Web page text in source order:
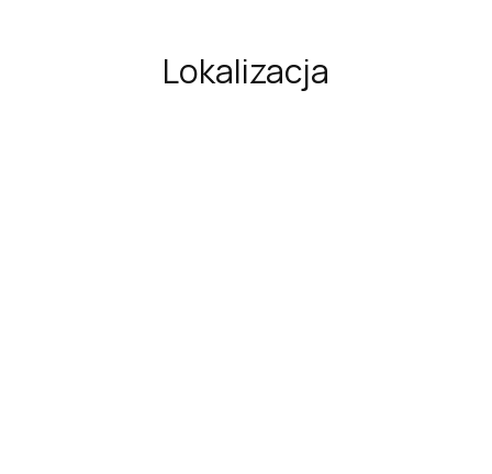
Lokalizacja